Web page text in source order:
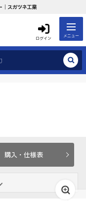
｜スガツネ工業
ログイン メニュー
購入・仕様表